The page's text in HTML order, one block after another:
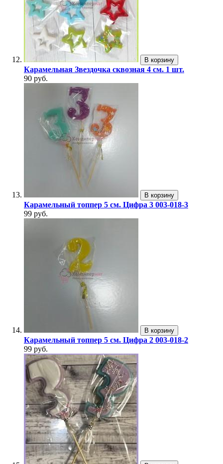
В корзину
Карамельная Звездочка сквозная 4 см. 1 шт.
90 руб.
В корзину
Карамельный топпер 5 см. Цифра 3 003-018-3
99 руб.
В корзину
Карамельный топпер 5 см. Цифра 2 003-018-2
99 руб.